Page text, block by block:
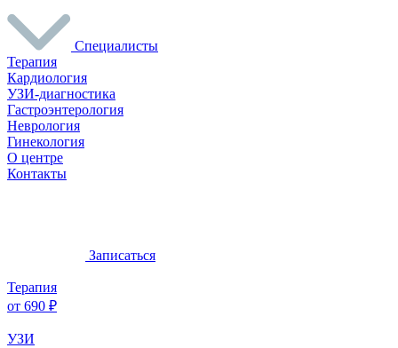
Специалисты
Терапия
Кардиология
УЗИ-диагностика
Гастроэнтерология
Неврология
Гинекология
О центре
Контакты
Записаться
Терапия
от 690 ₽
УЗИ